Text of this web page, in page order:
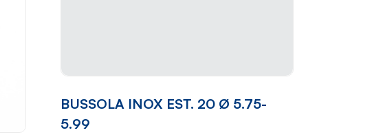
BUSSOLA INOX EST. 20 Ø 5.75-
5.99